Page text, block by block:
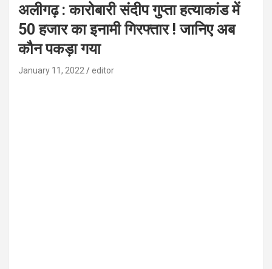
अलीगढ़ : कारोबारी संदीप गुप्ता हत्याकांड में
50 हजार का इनामी गिरफ्तार ! जानिए अब
कौन पकड़ा गया
January 11, 2022 editor